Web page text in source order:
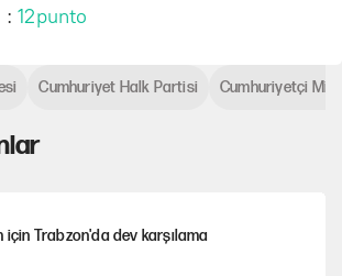
:12punto
için Trabzon'da dev karşılama
Cumhuriyet Halk Partisi Cumhuriyetçi